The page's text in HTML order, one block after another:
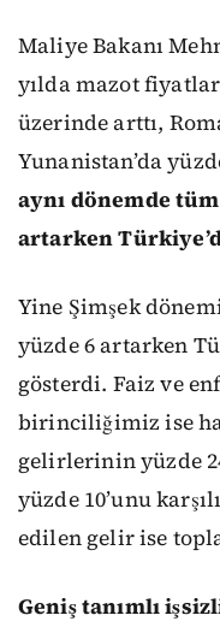
Maliye Bakanı
yılda mazot
üzerinde arttı,
Yunanistan’da
aynı dönemde
artarken
Yine Şimşek
yüzde 6 artarken
gösterdi. Faiz ve
birinciliğimiz ise
gelirlerinin yüzde
yüzde 10’unu
edilen gelir ise
Geniş tanımlı